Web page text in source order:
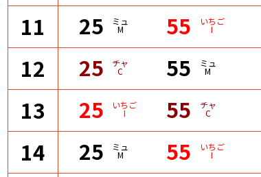
11 25 ミュ
M 55 いちご
I
12 25 チャ
C 55 ミュ
M
13 25 いちご
I 55 チャ
C
14 25 ミュ
M 55 いちご
I